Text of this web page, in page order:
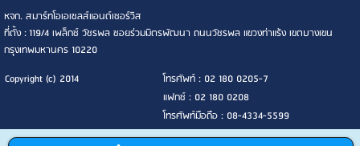
หจก. สมาร์ทโอเอเซลส์แอนด์เซอร์วิส
ที่ตั้ง : 119/4 เพล็กซ์ วัชรพล ซอยร่วมมิตรพัฒนา ถนนวัชรพล แขวงท่าแร้ง เขตบางเขน
กรุงเทพมหานคร 10220
Copyright (c) 2014
โทรศัพท์ : 02 180 0205-7
แฟกซ์ : 02 180 0208
โทรศัพท์มือถือ : 08-4334-5599